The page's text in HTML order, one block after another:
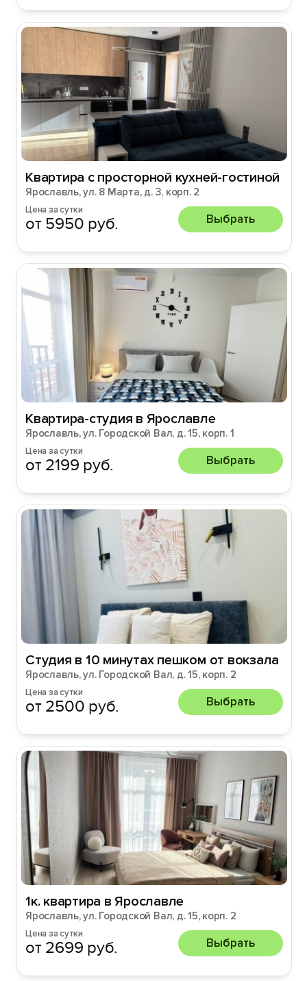
Квартира с просторной кухней-гостиной
Ярославль, ул. 8 Марта, д. 3, корп. 2
Цена за сутки
от 5950 руб. Выбрать
Квартира-студия в Ярославле
Ярославль, ул. Городской Вал, д. 15, корп. 1
Цена за сутки
от 2199 руб. Выбрать
Студия в 10 минутах пешком от вокзала
Ярославль, ул. Городской Вал, д. 15, корп. 2
Цена за сутки
от 2500 руб. Выбрать
1к. квартира в Ярославле
Ярославль, ул. Городской Вал, д. 15, корп. 2
Цена за сутки
от 2699 руб. Выбрать